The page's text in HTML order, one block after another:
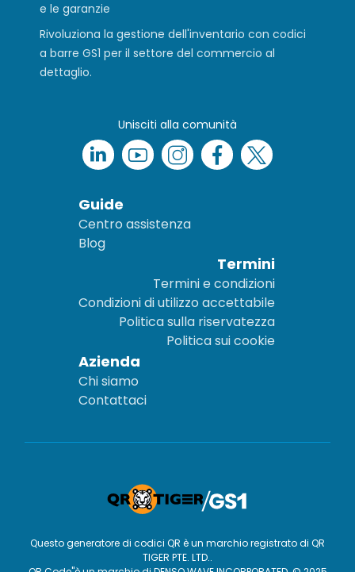
e le garanzie
Rivoluziona la gestione dell'inventario con codici
a barre GS1 per il settore del commercio al
dettaglio.
Unisciti alla comunità
Guide
Centro assistenza
Blog
Termini
Termini e condizioni
Condizioni di utilizzo accettabile
Politica sulla riservatezza
Politica sui cookie
Azienda
Chi siamo
Contattaci
Questo generatore di codici QR è un marchio registrato di QR
TIGER PTE. LTD..